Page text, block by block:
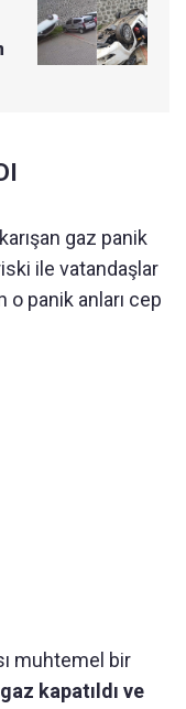
gaz panik
ile vatandaşlar
o panik anları cep
muhtemel bir
kapatıldı ve